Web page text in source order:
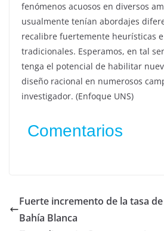
fenómenos acuosos en diversos
usualmente tenían abordajes
recalibre fuertemente heurísticas
tradicionales. Esperamos, en tal
tenga el potencial de habilitar
diseño racional en numerosos
investigador. (Enfoque UNS)
Comentarios
Fuerte incremento de la tasa
Bahía Blanca